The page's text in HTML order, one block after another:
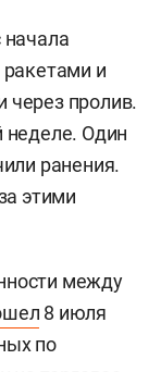
начала
и
через пролив.
неделе. Один
ранения.
этими
между
8 июля
по